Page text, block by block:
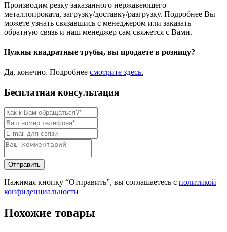
Производим резку заказанного нержавеющего
металлопроката, загрузку/доставку/разгрузку. Подробнее Вы
можете узнать связавшись с менеджером или заказать
обратную связь и наш менеджер сам свяжется с Вами.
Нужны квадратные трубы, вы продаете в розницу?
Да, конечно. Подробнее смотрите здесь.
Бесплатная консультация
Нажимая кнопку “Отправить”, вы соглашаетесь с политикой
конфиденциальности
Похожие товары